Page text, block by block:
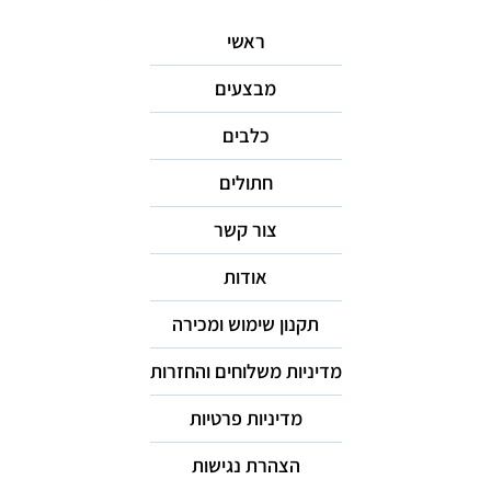
ראשי
מבצעים
כלבים
חתולים
צור קשר
אודות
תקנון שימוש ומכירה
מדיניות משלוחים והחזרות
מדיניות פרטיות
הצהרת נגישות